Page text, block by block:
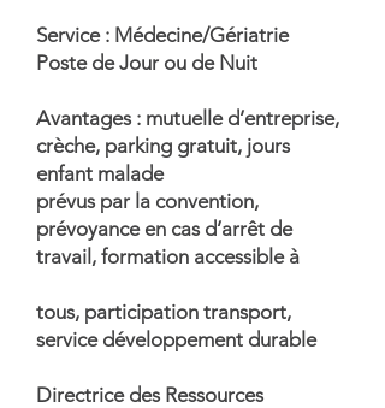
Service : Médecine/Gériatrie
Poste de Jour ou de Nuit
Avantages : mutuelle d’entreprise,
crèche, parking gratuit, jours
enfant malade
prévus par la convention,
prévoyance en cas d’arrêt de
travail, formation accessible à
tous, participation transport,
service développement durable
Directrice des Ressources